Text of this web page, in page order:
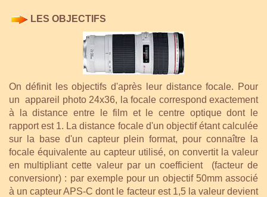
LES OBJECTIFS
On définit les objectifs d'après leur distance focale. Pour
un appareil photo 24x36, la focale correspond exactement
à la distance entre le film et le centre optique dont le
rapport est 1. La distance focale d'un objectif étant calculée
sur la base d'un capteur plein format, pourconnaître la
focale équivalente au capteur utilisé, on convertit la valeur
en multipliant cette valeur par un coefficient (facteur de
conversionr) : par exemple pour un objectif 50mm associé
à un capteur APS-C dont le facteur est 1,5 la valeur devient